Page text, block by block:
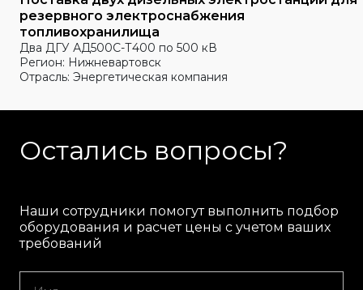
резервного электроснабжения
топливохранилища
Два ДГУ АД500С-Т400 по 500 кВ
Регион: Нижневартовск
Отрасль: Энергетическая компания
Остались вопросы?
Наши сотрудники помогут выполнить подбор
оборудования и расчет цены с учетом ваших
требований